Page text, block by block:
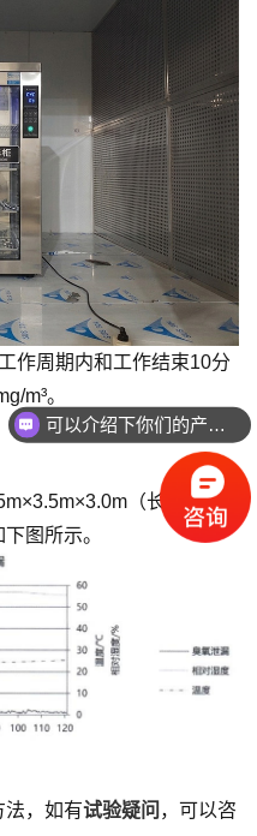
作周期内和工作结束10分
m³。
（长×宽×
图所示。
法，如有试验疑问 ，可以咨
可以介绍下你们的产品么